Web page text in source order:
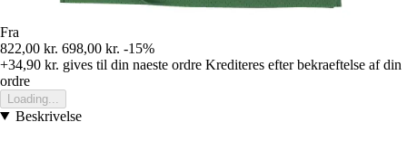
Fra
822,00 kr. 698,00 kr. -15%
+34,90 kr. gives til din naeste ordre Krediteres efter bekraeftelse af din
ordre
Loading...
Beskrivelse